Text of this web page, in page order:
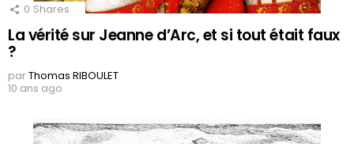
0 Shares
La vérité sur Jeanne d’Arc, et si tout était faux
?
parThomas RIBOULET
10 ans ago